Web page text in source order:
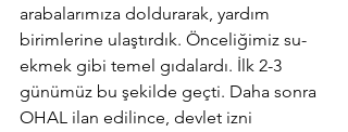
arabalarımıza doldurarak, yardım
birimlerine ulaştırdık. Önceliğimiz su-
ekmek gibi temel gıdalardı. İlk 2-3
günümüz bu şekilde geçti. Daha sonra
OHAL ilan edilince, devlet izni